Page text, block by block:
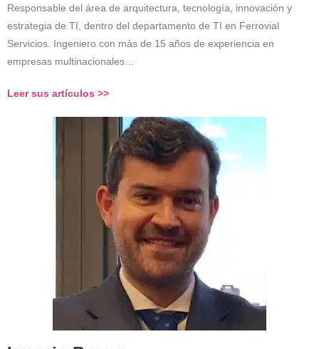
Responsable del área de arquitectura, tecnología, innovación y
estrategia de TI, dentro del departamento de TI en Ferrovial
Servicios. Ingeniero con más de 15 años de experiencia en
empresas multinacionales…
Leer sus artículos >>